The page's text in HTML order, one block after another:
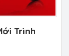
Trình